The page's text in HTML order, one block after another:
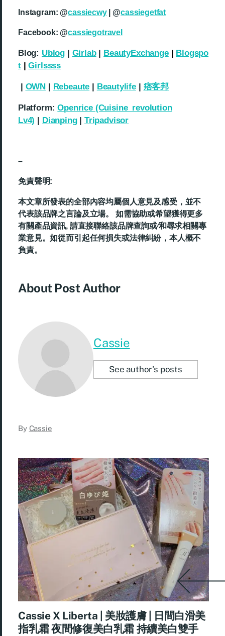
Instagram: @cassiecwy| @cassiegetfat
Facebook: @cassiegotravel
Blog: Ublog Girlab BeautyExchange
Blogspo
t
|Girlssss
OWN Rebeaute Beautylife 痞客邦
Platform:Openrice (Cuisine_revolution
Lv4)
Dianping Tripadvisor
–
免責聲明:
本文章所發表的全部內容均屬個人意見及感受，並不
代表該品牌之言論及立場。 如需協助或希望獲得更多
有關產品資訊, 請直接聯絡該品牌查詢或∕和尋求相關專
業意見。如從而引起任何損失或法律糾紛，本人概不
負責。
About Post Author
Cassie
See author's posts
By Cassie
Cassie X Liberta | 美妝護膚 | 日間白滑美
指乳霜 夜間修復美白乳霜 持續美白雙手